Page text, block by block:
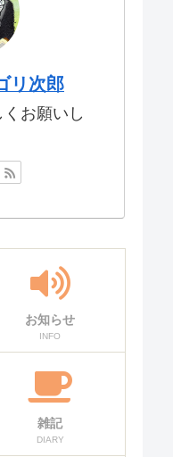
リ次郎
お願いし
お知らせ
INFO
雑記
DIARY